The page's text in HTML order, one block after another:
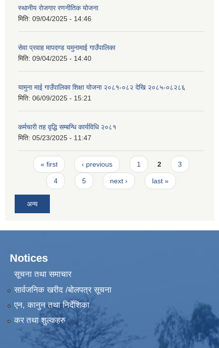
स्थानीय रोजगार रणनीतिक योजना
मिति: 09/04/2025 - 14:46
सेवा प्रवाह मापदण्ड यमुनामाई गाउँपालिका
मिति: 09/04/2025 - 14:40
यामुना माई गाउँपालिका शिक्षा योजना २०८१-०८२ देखि २०८५-०८२८६
मिति: 06/09/2025 - 15:21
कर्मचारी तह वृद्धि सम्बन्धि कार्यविधि २०८१
मिति: 05/23/2025 - 11:47
Pages
« first ‹ previous 1 2 3
4 5 next › last »
अन्य
Notices
सूचना तथा समाचार
सार्वजनिक खरीद /बोलपत्र सूचना
एन, कानुन तथा निर्देशिका
कर तथा शुल्कहरु